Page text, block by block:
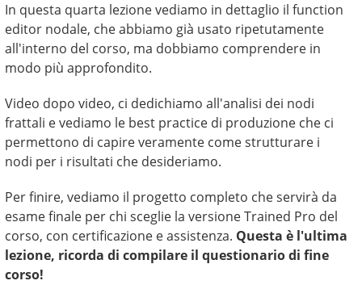
In questa quarta lezione vediamo in dettaglio il function
editor nodale, che abbiamo già usato ripetutamente
all'interno del corso, ma dobbiamo comprendere in
modo più approfondito.
Video dopo video, ci dedichiamo all'analisi dei nodi
frattali e vediamo le best practice di produzione che ci
permettono di capire veramente come strutturare i
nodi per i risultati che desideriamo.
Per finire, vediamo il progetto completo che servirà da
esame finale per chi sceglie la versione Trained Pro del
corso, con certificazione e assistenza. Questa è l'ultima
lezione, ricorda di compilare il questionario di fine
corso!